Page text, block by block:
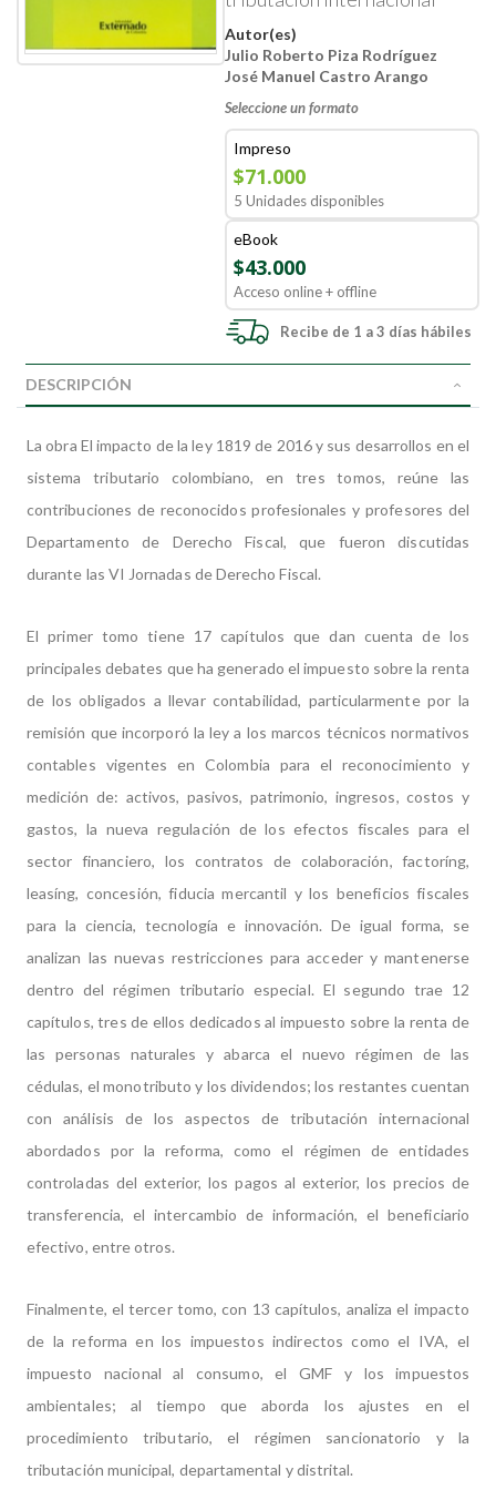
Autor(es)
Julio Roberto Piza Rodríguez
José Manuel Castro Arango
Seleccione un formato
Impreso
$71.000
5 Unidades disponibles
eBook
$43.000
Acceso online + offline
Recibe de 1 a 3 días hábiles
DESCRIPCIÓN
La obra El impacto de la ley 1819 de 2016 y sus desarrollos en el
sistema tributario colombiano, en tres tomos, reúne las
contribuciones de reconocidos profesionales y profesores del
Departamento de Derecho Fiscal, que fueron discutidas
durante las VI Jornadas de Derecho Fiscal.
El primer tomo tiene 17 capítulos que dan cuenta de los
principales debates que ha generado el impuesto sobre la renta
de los obligados a llevar contabilidad, particularmente por la
remisión que incorporó la ley a los marcos técnicos normativos
contables vigentes en Colombia para el reconocimiento y
medición de: activos, pasivos, patrimonio, ingresos, costos y
gastos, la nueva regulación de los efectos fiscales para el
sector financiero, los contratos de colaboración, factoríng,
leasíng, concesión, fiducia mercantil y los beneficios fiscales
para la ciencia, tecnología e innovación. De igual forma, se
analizan las nuevas restricciones para acceder y mantenerse
dentro del régimen tributario especial. El segundo trae 12
capítulos, tres de ellos dedicados al impuesto sobre la renta de
las personas naturales y abarca el nuevo régimen de las
cédulas, el monotributo y los dividendos; los restantes cuentan
con análisis de los aspectos de tributación internacional
abordados por la reforma, como el régimen de entidades
controladas del exterior, los pagos al exterior, los precios de
transferencia, el intercambio de información, el beneficiario
efectivo, entre otros.
Finalmente, el tercer tomo, con 13 capítulos, analiza el impacto
de la reforma en los impuestos indirectos como el IVA, el
impuesto nacional al consumo, el GMF y los impuestos
ambientales; al tiempo que aborda los ajustes en el
procedimiento tributario, el régimen sancionatorio y la
tributación municipal, departamental y distrital.